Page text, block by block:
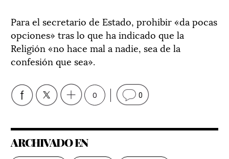
Para el secretario de Estado, prohibir «da pocas
opciones» tras lo que ha indicado que la
Religión «no hace mal a nadie, sea de la
confesión que sea».
0 0
ARCHIVADO EN